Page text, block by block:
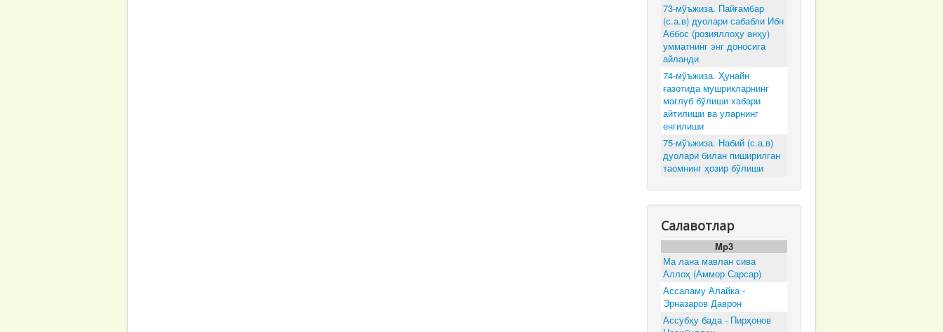
73-мўъжиза. Пайғамбар
(с.а.в) дуолари сабабли Ибн
Аббос (розияллоҳу анҳу)
умматнинг энг доносига
айланди
74-мўъжиза. Ҳунайн
ғазотида мушрикларнинг
мағлуб бўлиши хабари
айтилиши ва уларнинг
енгилиши
75-мўъжиза. Набий (с.а.в)
дуолари билан пиширилган
таомнинг ҳозир бўлиши
Салавотлар
Mp3
Ма лана мавлан сива
Аллоҳ (Аммор Сарсар)
Ассаламу Алайка -
Эрназаров Даврон
Ассубҳу бада - Пирҳонов